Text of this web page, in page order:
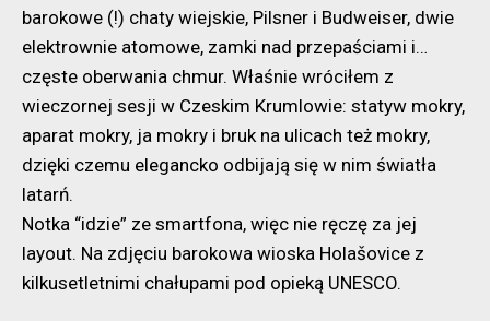
barokowe (!) chaty wiejskie, Pilsner i Budweiser, dwie
elektrownie atomowe, zamki nad przepaściami i…
częste oberwania chmur. Właśnie wróciłem z
wieczornej sesji w Czeskim Krumlowie: statyw mokry,
aparat mokry, ja mokry i bruk na ulicach też mokry,
dzięki czemu elegancko odbijają się w nim światła
latarń.
Notka “idzie” ze smartfona, więc nie ręczę za jej
layout. Na zdjęciu barokowa wioska Holašovice z
kilkusetletnimi chałupami pod opieką UNESCO.